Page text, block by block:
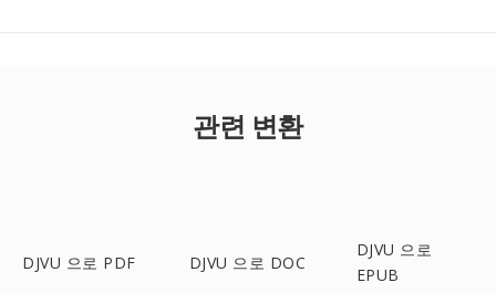
관련 변환
DJVU 으로 PDF DJVU 으로 DOC
DJVU 으로
EPUB